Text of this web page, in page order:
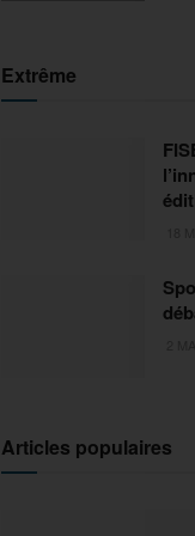
Extrême
Articles populaires